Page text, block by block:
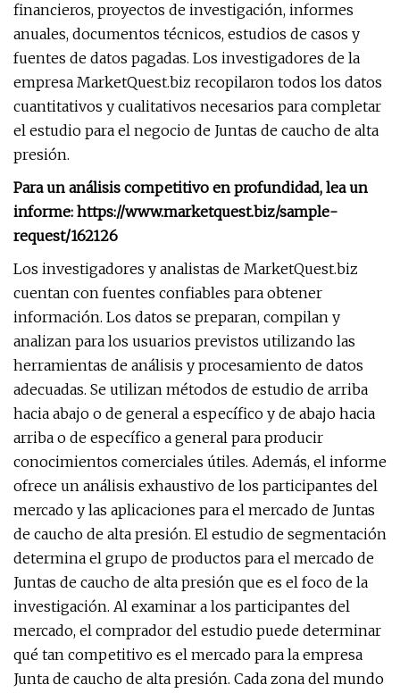
financieros, proyectos de investigación, informes
anuales, documentos técnicos, estudios de casos y
fuentes de datos pagadas. Los investigadores de la
empresa MarketQuest.biz recopilaron todos los datos
cuantitativos y cualitativos necesarios para completar
el estudio para el negocio de Juntas de caucho de alta
presión.
Para un análisis competitivo en profundidad, lea un
informe: https://www.marketquest.biz/sample-
request/162126
Los investigadores y analistas de MarketQuest.biz
cuentan con fuentes confiables para obtener
información. Los datos se preparan, compilan y
analizan para los usuarios previstos utilizando las
herramientas de análisis y procesamiento de datos
adecuadas. Se utilizan métodos de estudio de arriba
hacia abajo o de general a específico y de abajo hacia
arriba o de específico a general para producir
conocimientos comerciales útiles. Además, el informe
ofrece un análisis exhaustivo de los participantes del
mercado y las aplicaciones para el mercado de Juntas
de caucho de alta presión. El estudio de segmentación
determina el grupo de productos para el mercado de
Juntas de caucho de alta presión que es el foco de la
investigación. Al examinar a los participantes del
mercado, el comprador del estudio puede determinar
qué tan competitivo es el mercado para la empresa
Junta de caucho de alta presión. Cada zona del mundo